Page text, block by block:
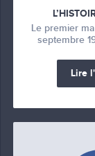
Le premier
septembre
Lire